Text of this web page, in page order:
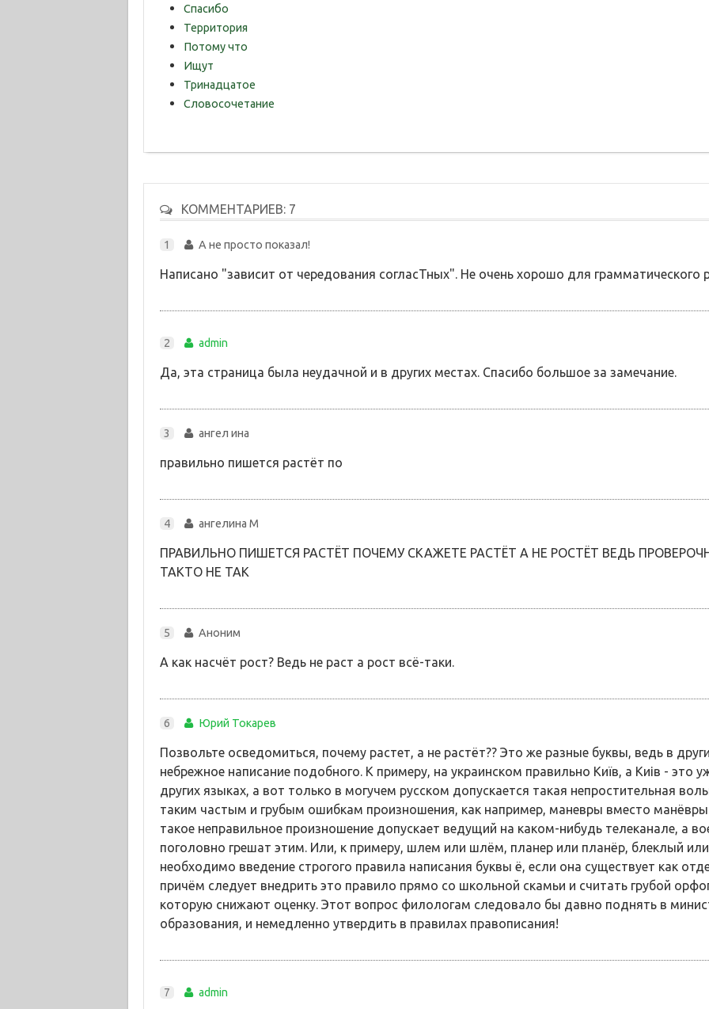
Спасибо
Территория
Потому что
Ищут
Тринадцатое
Словосочетание
КОММЕНТАРИЕВ: 7
1 А не просто показал!
Написано "зависит от чередования согласТных". Не очень хорошо для грамматического
2 admin
Да, эта страница была неудачной и в других местах. Спасибо большое за замечание.
3 ангел ина
правильно пишется растёт по
4 ангелина М
ПРАВИЛЬНО ПИШЕТСЯ РАСТЁТ ПОЧЕМУ СКАЖЕТЕ РАСТЁТ А НЕ РОСТЁТ ВЕДЬ
ТАКТО НЕ ТАК
5 Аноним
А как насчёт рост? Ведь не раст а рост всё-таки.
6 Юрий Токарев
Позвольте осведомиться, почему растет, а не растёт?? Это же разные буквы, ведь в
небрежное написание подобного. К примеру, на украинском правильно Київ, а Киів - это
других языках, а вот только в могучем русском допускается такая непростительная
таким частым и грубым ошибкам произношения, как например, маневры вместо
такое неправильное произношение допускает ведущий на каком-нибудь телеканале, а
поголовно грешат этим. Или, к примеру, шлем или шлём, планер или планёр, блеклый
необходимо введение строгого правила написания буквы ё, если она существует как
причём следует внедрить это правило прямо со школьной скамьи и считать грубой
которую снижают оценку. Этот вопрос филологам следовало бы давно поднять в
образования, и немедленно утвердить в правилах правописания!
7 admin